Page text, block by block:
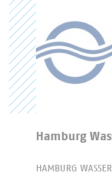
Hamburg
HAMBURG